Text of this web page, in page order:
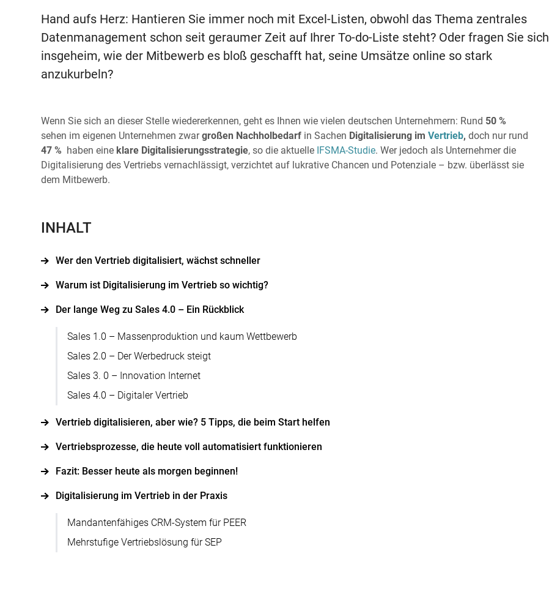
Hand aufs Herz: Hantieren Sie immer noch mit Excel-Listen, obwohl das Thema zentrales
Datenmanagement schon seit geraumer Zeit auf Ihrer To-do-Liste steht? Oder fragen Sie sich
insgeheim, wie der Mitbewerb es bloß geschafft hat, seine Umsätze online so stark
anzukurbeln?
Wenn Sie sich an dieser Stelle wiedererkennen, geht es Ihnen wie vielen deutschen Unternehmern: Rund 50 %
sehen im eigenen Unternehmen zwargroßen Nachholbedarf in Sachen Digitalisierung imVertrieb, doch nur rund
47 % haben eine klare Digitalisierungsstrategie, so die aktuelle IFSMA-Studie. Wer jedoch als Unternehmer die
Digitalisierung des Vertriebs vernachlässigt, verzichtet auf lukrative Chancen und Potenziale – bzw. überlässt sie
dem Mitbewerb.
INHALT
Wer den Vertrieb digitalisiert, wächst schneller
Warum ist Digitalisierung im Vertrieb so wichtig?
Der lange Weg zu Sales 4.0 – Ein Rückblick
Sales 1.0 – Massenproduktion und kaum Wettbewerb
Sales 2.0 – Der Werbedruck steigt
Sales 3. 0 – Innovation Internet
Sales 4.0 – Digitaler Vertrieb
Vertrieb digitalisieren, aber wie? 5 Tipps, die beim Start helfen
Vertriebsprozesse, die heute voll automatisiert funktionieren
Fazit: Besser heute als morgen beginnen!
Digitalisierung im Vertrieb in der Praxis
Mandantenfähiges CRM-System für PEER
Mehrstufige Vertriebslösung für SEP